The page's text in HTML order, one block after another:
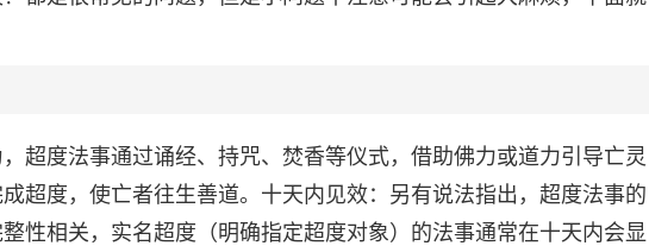
超度法事通过诵经、持咒、焚香等仪式，借助佛力或道力引导亡灵
超度，使亡者往生善道。十天内见效：另有说法指出，超度法事的
性相关，实名超度（明确指定超度对象）的法事通常在十天内会显